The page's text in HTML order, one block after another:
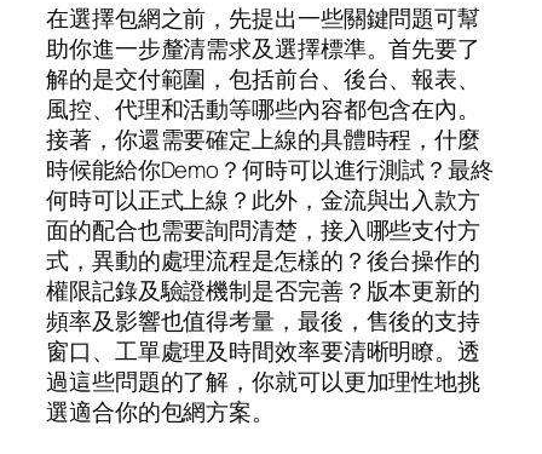
在選擇包網之前，先提出一些關鍵問題可幫
助你進一步釐清需求及選擇標準。首先要了
解的是交付範圍，包括前台、後台、報表、
風控、代理和活動等哪些內容都包含在內。
接著，你還需要確定上線的具體時程，什麼
時候能給你Demo？何時可以進行測試？最終
何時可以正式上線？此外，金流與出入款方
面的配合也需要詢問清楚，接入哪些支付方
式，異動的處理流程是怎樣的？後台操作的
權限記錄及驗證機制是否完善？版本更新的
頻率及影響也值得考量，最後，售後的支持
窗口、工單處理及時間效率要清晰明瞭。透
過這些問題的了解，你就可以更加理性地挑
選適合你的包網方案。